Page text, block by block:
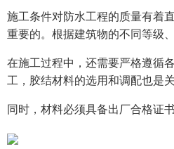
施工条件对防水工程的质量有着
重要的。根据建筑物的不同等级
在施工过程中，还需要严格遵循
工，胶结材料的选用和调配也是
同时，材料必须具备出厂合格证